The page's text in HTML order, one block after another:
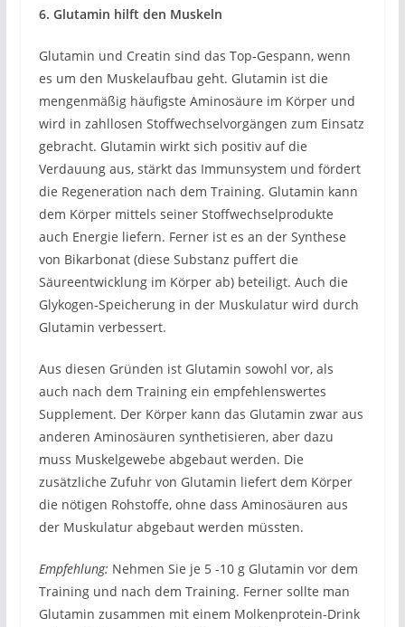
6. Glutamin hilft den Muskeln
Glutamin und Creatin sind das Top-Gespann, wenn
es um den Muskelaufbau geht. Glutamin ist die
mengenmäßig häufigste Aminosäure im Körper und
wird in zahllosen Stoffwechselvorgängen zum Einsatz
gebracht. Glutamin wirkt sich positiv auf die
Verdauung aus, stärkt das Immunsystem und fördert
die Regeneration nach dem Training. Glutamin kann
dem Körper mittels seiner Stoffwechselprodukte
auch Energie liefern. Ferner ist es an der Synthese
von Bikarbonat (diese Substanz puffert die
Säureentwicklung im Körper ab) beteiligt. Auch die
Glykogen-Speicherung in der Muskulatur wird durch
Glutamin verbessert.
Aus diesen Gründen ist Glutamin sowohl vor, als
auch nach dem Training ein empfehlenswertes
Supplement. Der Körper kann das Glutamin zwar aus
anderen Aminosäuren synthetisieren, aber dazu
muss Muskelgewebe abgebaut werden. Die
zusätzliche Zufuhr von Glutamin liefert dem Körper
die nötigen Rohstoffe, ohne dass Aminosäuren aus
der Muskulatur abgebaut werden müssten.
Empfehlung: Nehmen Sie je 5 -10 g Glutamin vor dem
Training und nach dem Training. Ferner sollte man
Glutamin zusammen mit einem Molkenprotein-Drink